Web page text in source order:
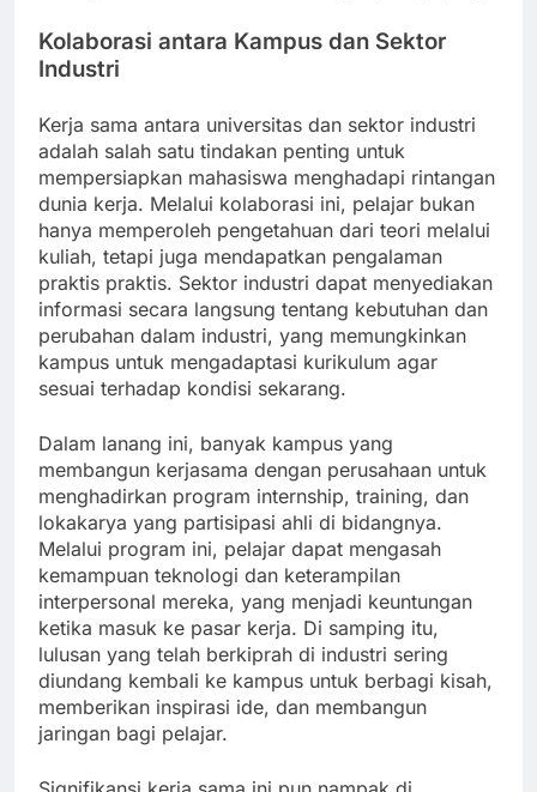
Kolaborasi antara Kampus dan Sektor
Industri
Kerja sama antara universitas dan sektor industri
adalah salah satu tindakan penting untuk
mempersiapkan mahasiswa menghadapi rintangan
dunia kerja. Melalui kolaborasi ini, pelajar bukan
hanya memperoleh pengetahuan dari teori melalui
kuliah, tetapi juga mendapatkan pengalaman
praktis praktis. Sektor industri dapat menyediakan
informasi secara langsung tentang kebutuhan dan
perubahan dalam industri, yang memungkinkan
kampus untuk mengadaptasi kurikulum agar
sesuai terhadap kondisi sekarang.
Dalam lanang ini, banyak kampus yang
membangun kerjasama dengan perusahaan untuk
menghadirkan program internship, training, dan
lokakarya yang partisipasi ahli di bidangnya.
Melalui program ini, pelajar dapat mengasah
kemampuan teknologi dan keterampilan
interpersonal mereka, yang menjadi keuntungan
ketika masuk ke pasar kerja. Di samping itu,
lulusan yang telah berkiprah di industri sering
diundang kembali ke kampus untuk berbagi kisah,
memberikan inspirasi ide, dan membangun
jaringan bagi pelajar.